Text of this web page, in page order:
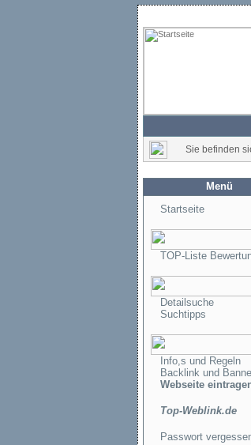
Sie befinden
Menü
Startseite
TOP-Liste
Detailsuche
Suchtipps
Info,s und Regeln
Backlink und
Webseite
Top-Weblink.de
Passwort